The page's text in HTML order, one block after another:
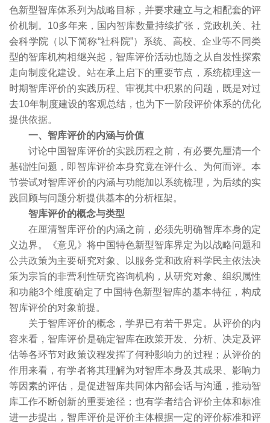
色新型智库体系列为战略目标，并要求建立与之相配套的评
价机制。10多年来，国内智库数量持续扩张，党政机关、社
会科学院（以下简称“社科院”）系统、高校、企业等不同类
型的智库机构相继兴起，智库评价活动也随之从自发性探索
走向制度化建设。站在承上启下的重要节点，系统梳理这一
时期智库评价的实践历程、审视其中积累的问题，既是对过
去10年制度建设的客观总结，也为下一阶段评价体系的优化
提供依据。
一、智库评价的内涵与价值
讨论中国智库评价的实践历程之前，有必要先厘清一个
基础性问题，即智库评价本身究竟在评什么、为何而评。本
节尝试对智库评价的内涵与功能加以系统梳理，为后续的实
践回顾与问题分析提供基本的分析框架。
智库评价的概念与类型
在厘清智库评价的内涵之前，必须先明确智库本身的定
义边界。《意见》将中国特色新型智库界定为以战略问题和
公共政策为主要研究对象、以服务党和政府科学民主依法决
策为宗旨的非营利性研究咨询机构，从研究对象、组织属性
和功能3个维度确定了中国特色新型智库的基本特征，构成
智库评价的对象前提。
关于智库评价的概念，学界已有若干界定。从评价的内
容来看，智库评价是确定智库在政策开发、分析、决定及评
估等各环节对政策议程发挥了何种影响力的过程；从评价的
作用来看，有学者将其理解为对智库本身及其成果、影响力
等因素的评估，是促进智库共同体内部会话与沟通，推动智
库工作不断创新的重要途径；也有学者结合评价主体和标准
进一步提出，智库评价是评价主体根据一定的评价标准和评